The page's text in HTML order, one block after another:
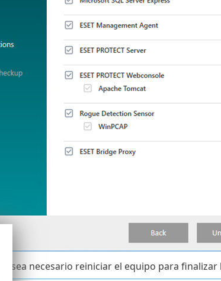
sea necesario reiniciar el equipo para